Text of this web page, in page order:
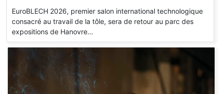
EuroBLECH 2026, premier salon international technologique
consacré au travail de la tôle, sera de retour au parc des
expositions de Hanovre…